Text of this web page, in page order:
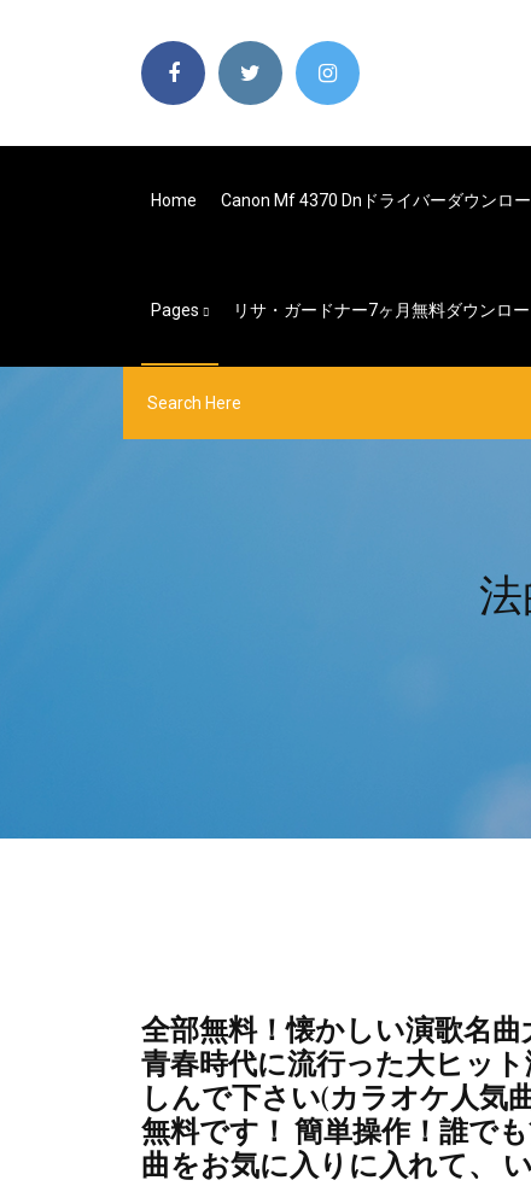
Home Canon Mf 4370 Dnドライバーダウンロ
Pages リサ・ガードナー7ヶ月無料ダウンロー
全部無料！懐かしい演歌名曲
青春時代に流行った大ヒッ
しんで下さい(カラオケ人気
無料です！ 簡単操作！誰で
曲をお気に入りに入れて、